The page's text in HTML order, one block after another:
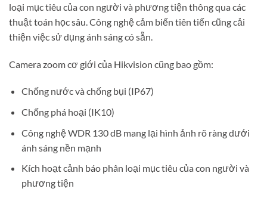
loại mục tiêu của con người và phương tiện thông qua các
thuật toán học sâu. Công nghệ cảm biến tiên tiến cũng cải
thiện việc sử dụng ánh sáng có sẵn.
Camera zoom cơ giới của Hikvision cũng bao gồm:
Chống nước và chống bụi (IP67)
Chống phá hoại (IK10)
Công nghệ WDR 130 dB mang lại hình ảnh rõ ràng dưới
ánh sáng nền mạnh
Kích hoạt cảnh báo phân loại mục tiêu của con người và
phương tiện